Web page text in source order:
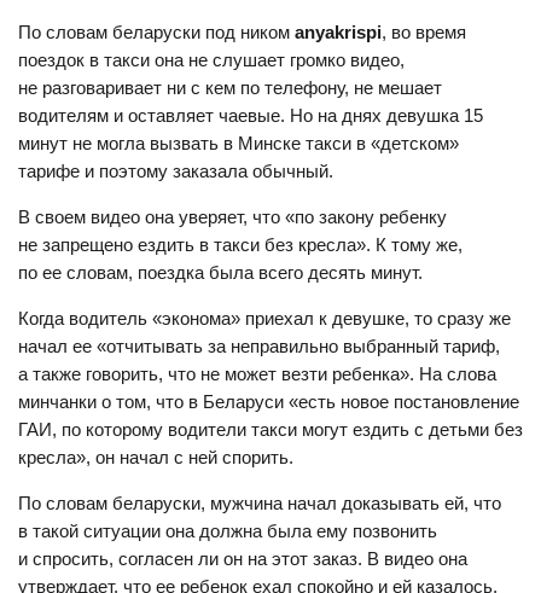
По словам беларуски под ником anyakrispi, во время
поездок в такси она не слушает громко видео,
не разговаривает ни с кем по телефону, не мешает
водителям и оставляет чаевые. Но на днях девушка 15
минут не могла вызвать в Минске такси в «детском»
тарифе и поэтому заказала обычный.
В своем видео она уверяет, что «по закону ребенку
не запрещено ездить в такси без кресла». К тому же,
по ее словам, поездка была всего десять минут.
Когда водитель «эконома» приехал к девушке, то сразу же
начал ее «отчитывать за неправильно выбранный тариф,
а также говорить, что не может везти ребенка». На слова
минчанки о том, что в Беларуси «есть новое постановление
ГАИ, по которому водители такси могут ездить с детьми без
кресла», он начал с ней спорить.
По словам беларуски, мужчина начал доказывать ей, что
в такой ситуации она должна была ему позвонить
и спросить, согласен ли он на этот заказ. В видео она
утверждает, что ее ребенок ехал спокойно и ей казалось,